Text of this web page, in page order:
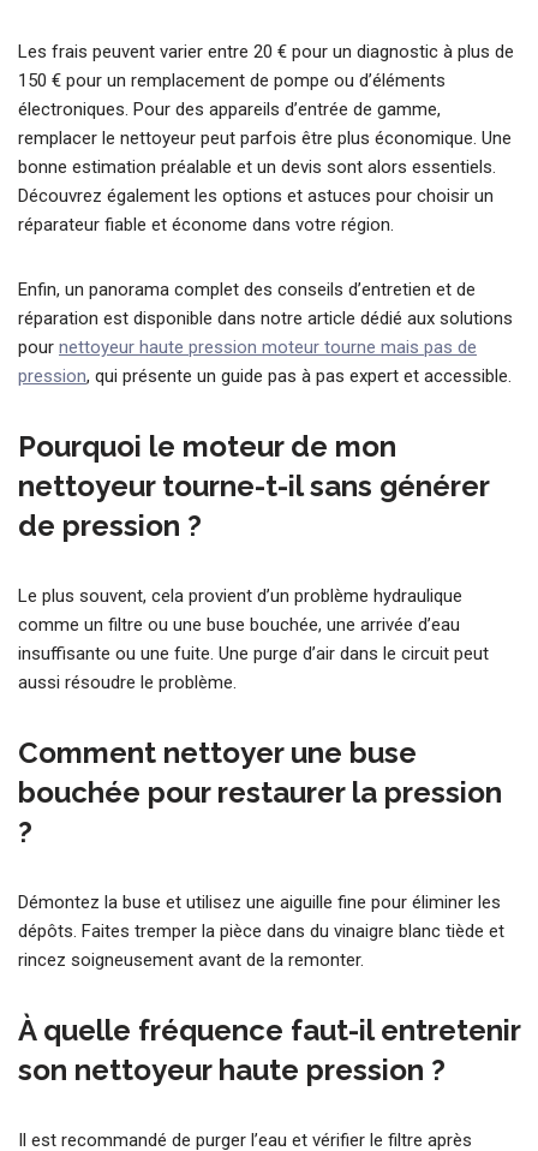
Les frais peuvent varier entre 20 € pour un diagnostic à plus de
150 € pour un remplacement de pompe ou d’éléments
électroniques. Pour des appareils d’entrée de gamme,
remplacer le nettoyeur peut parfois être plus économique. Une
bonne estimation préalable et un devis sont alors essentiels.
Découvrez également les options et astuces pour choisir un
réparateur fiable et économe dans votre région.
Enfin, un panorama complet des conseils d’entretien et de
réparation est disponible dans notre article dédié aux solutions
pour nettoyeur haute pression moteur tourne mais pas de
pression, qui présente un guide pas à pas expert et accessible.
Pourquoi le moteur de mon
nettoyeur tourne-t-il sans générer
de pression ?
Le plus souvent, cela provient d’un problème hydraulique
comme un filtre ou une buse bouchée, une arrivée d’eau
insuffisante ou une fuite. Une purge d’air dans le circuit peut
aussi résoudre le problème.
Comment nettoyer une buse
bouchée pour restaurer la pression
?
Démontez la buse et utilisez une aiguille fine pour éliminer les
dépôts. Faites tremper la pièce dans du vinaigre blanc tiède et
rincez soigneusement avant de la remonter.
À quelle fréquence faut-il entretenir
son nettoyeur haute pression ?
Il est recommandé de purger l’eau et vérifier le filtre après